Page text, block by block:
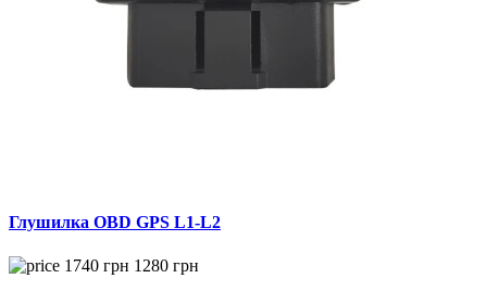
Глушилка OBD GPS L1-L2
1740 грн 1280 грн